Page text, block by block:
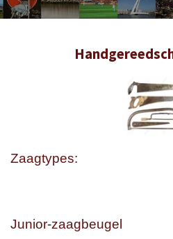
Zaagtypes:
Junior-zaagbeugel